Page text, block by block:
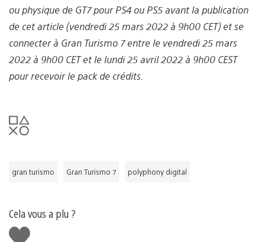
ou physique de GT7 pour PS4 ou PS5 avant la publication
de cet article (vendredi 25 mars 2022 à 9h00 CET) et se
connecter à Gran Turismo 7 entre le vendredi 25 mars
2022 à 9h00 CET et le lundi 25 avril 2022 à 9h00 CEST
pour recevoir le pack de crédits.
gran turismo Gran Turismo 7 polyphony digital
Cela vous a plu ?
J'aime